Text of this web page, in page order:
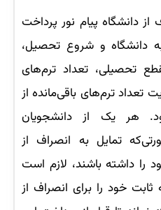
از دانشگاه پیام نور پرداخت
دانشگاه و شروع تحصیل،
تحصیلی، تعداد ترم‌های
تعداد ترم‌های باقی‌مانده از
هر یک از دانشجویان
تمایل به انصراف از
را داشته باشند، لازم است
ثابت خود را برای انصراف از